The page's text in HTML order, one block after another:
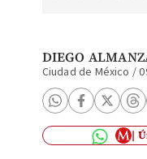
DIEGO
Ciudad de México /